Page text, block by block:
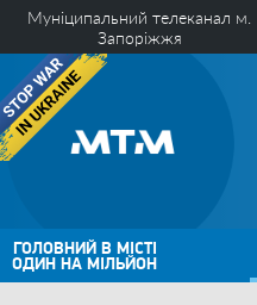
Муніципальний телеканал м.
Запоріжжя
ГОЛОВНИЙ В МІСТІ
ОДИН НА МІЛЬЙОН